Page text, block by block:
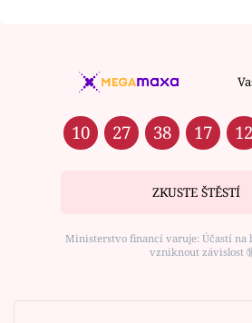
10 27 38 17 12
ZKUSTE ŠTĚSTÍ
Ministerstvo financí varuje: Účastí na
vzniknout závislost